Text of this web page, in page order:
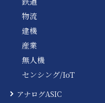
物流
建機
産業
無人機
センシング/IoT
アナログASIC